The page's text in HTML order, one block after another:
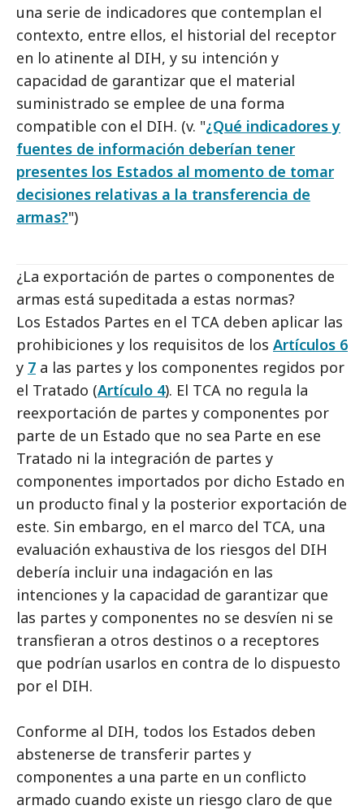
una serie de indicadores que contemplan el
contexto, entre ellos, el historial del receptor
en lo atinente al DIH, y su intención y
capacidad de garantizar que el material
suministrado se emplee de una forma
compatible con el DIH. (v. "¿Qué indicadores y
fuentes de información deberían tener
presentes los Estados al momento de tomar
decisiones relativas a la transferencia de
armas?")
¿La exportación de partes o componentes de
armas está supeditada a estas normas?
Los Estados Partes en el TCA deben aplicar las
prohibiciones y los requisitos de los Artículos 6
y 7 a las partes y los componentes regidos por
el Tratado (Artículo 4). El TCA no regula la
reexportación de partes y componentes por
parte de un Estado que no sea Parte en ese
Tratado ni la integración de partes y
componentes importados por dicho Estado en
un producto final y la posterior exportación de
este. Sin embargo, en el marco del TCA, una
evaluación exhaustiva de los riesgos del DIH
debería incluir una indagación en las
intenciones y la capacidad de garantizar que
las partes y componentes no se desvíen ni se
transfieran a otros destinos o a receptores
que podrían usarlos en contra de lo dispuesto
por el DIH.
Conforme al DIH, todos los Estados deben
abstenerse de transferir partes y
componentes a una parte en un conflicto
armado cuando existe un riesgo claro de que